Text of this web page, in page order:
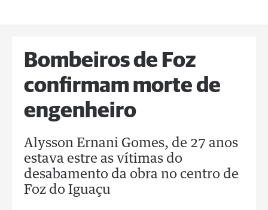
Bombeiros de Foz
confirmam morte de
engenheiro
Alysson Ernani Gomes, de 27 anos
estava estre as vítimas do
desabamento da obra no centro de
Foz do Iguaçu